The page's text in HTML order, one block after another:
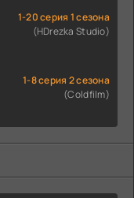
1-20 серия 1 сезона
(HDrezka Studio)
1-8 серия 2 сезона
(Coldfilm)